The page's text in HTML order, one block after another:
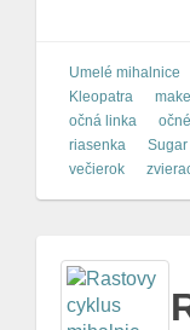
Umelé mihalnice
Kleopatra
očná linka
riasenka
večierok